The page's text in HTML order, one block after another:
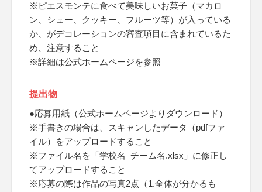
※ピエスモンテに食べて美味しいお菓子（マカロ
ン、シュー、クッキー、フルーツ等）が入っている
か、がデコレーションの審査項目に含まれているた
め、注意すること
※詳細は公式ホームページを参照
提出物
●応募用紙（公式ホームページよりダウンロード）
※手書きの場合は、スキャンしたデータ（pdfファ
イル）をアップロードすること
※ファイル名を「学校名_チーム名.xlsx」に修正し
てアップロードすること
※応募の際は作品の写真2点（1.全体が分かるも